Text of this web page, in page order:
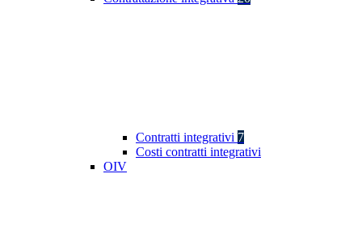
Contratti integrativi 7
Costi contratti integrativi
OIV